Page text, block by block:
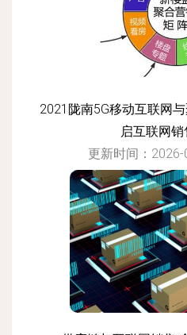
2021陇南5G移动互联网
启互联网
更新时间：2026-